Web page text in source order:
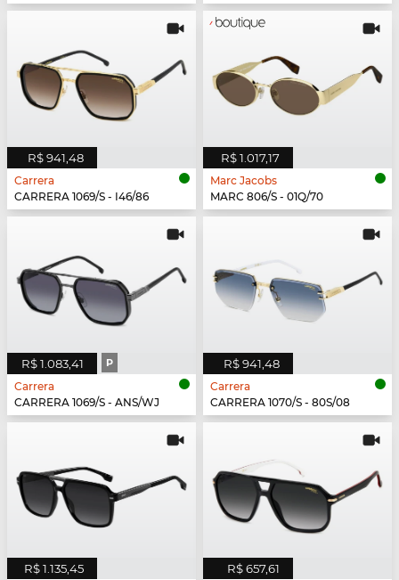
R$ 941,48
Carrera
CARRERA 1069/S - I46/86
R$ 1.017,17
Marc Jacobs
MARC 806/S - 01Q/70
R$ 1.083,41 P
Carrera
CARRERA 1069/S - ANS/WJ
R$ 941,48
Carrera
CARRERA 1070/S - 80S/08
R$ 1.135,45 R$ 657,61